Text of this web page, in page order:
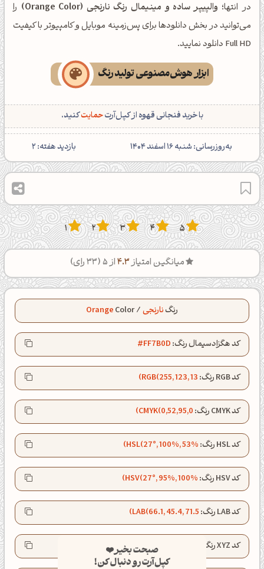
در انتها؛ والپیپر ساده و مینیمال رنگ نارنجی (Orange Color)
را
می‌توانید در بخش دانلودها برای پس‌زمینه موبایل و کامپیوتر با کیفیت
Full HD دانلود نمایید.
ابزار هوش‌مصنوعی تولید رنگ
با خرید فنجانی قهوه از کپل‌آرتحمایتکنید.
‌به‌روزرسانی: شنبه 16 اسفند 1404 بازدید هفته:2
5
4
3
2
1
میانگین امتیاز4.3از 5 ( 33رای)
رنگنارنجی/
Color
Orange
کد هگزادسیمال رنگ:#FF7B0D
کد RGB رنگ: RGB(255, 123, 13)
کد CMYK رنگ: CMYK(0,52,95,0)
کد HSL رنگ: HSL(27°, 100%, 53%)
کد HSV رنگ: HSV(27°, 95%, 100%)
کد LAB رنگ: LAB(66.1, 45.4, 71.5)
کد XYZ رنگ: XYZ(48.4, 35.5, 4.7)
صبحت بخیر❤️
کپل‌آرت رو دنبال کن!